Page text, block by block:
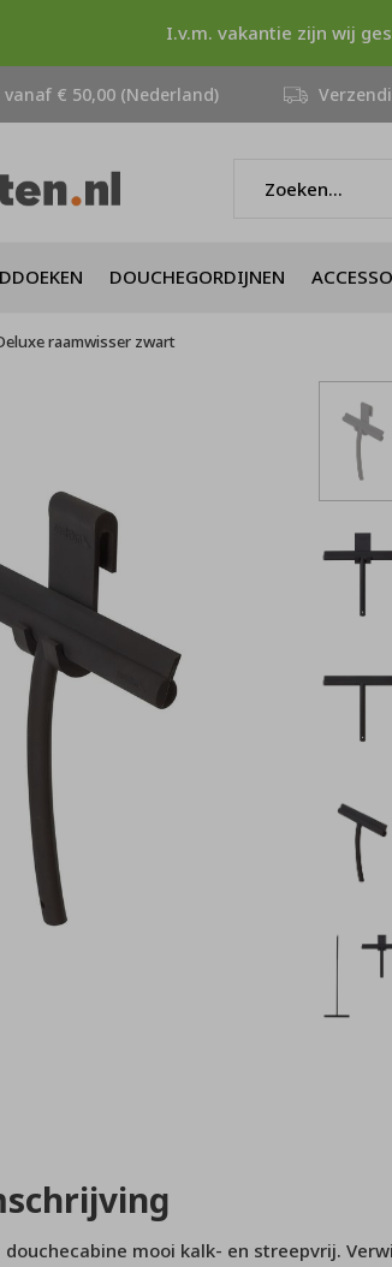
DOUCHEGORDIJNEN
€ 50,00 (Nederland)
I.v.m. vakantie zijn wij
raamwisser zwart
douchecabine mooi kalk- en streepvrij.